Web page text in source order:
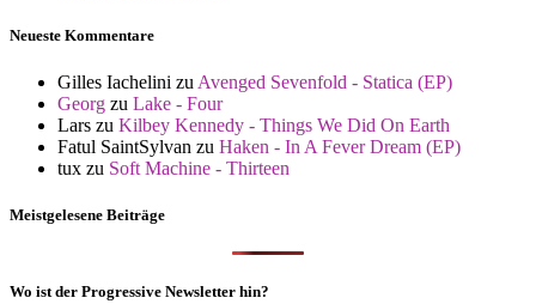
Neueste Kommentare
Gilles Iachelini zu Avenged Sevenfold - Statica (EP)
Georg zu Lake - Four
Lars zu Kilbey Kennedy - Things We Did On Earth
Fatul SaintSylvan zu Haken - In A Fever Dream (EP)
tux zu Soft Machine - Thirteen
Meistgelesene Beiträge
Wo ist der Progressive Newsletter hin?